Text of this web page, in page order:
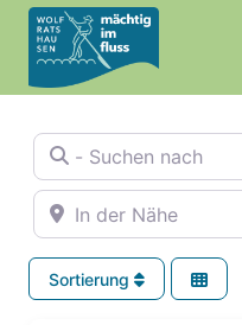
Zum
Inhalt
springen
- Suchen nach
In der Nähe
Sortierung